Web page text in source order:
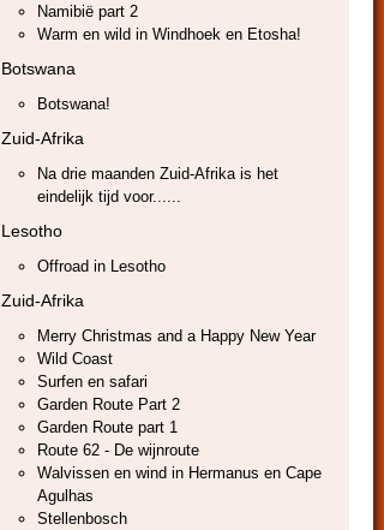
Namibië part 2
Warm en wild in Windhoek en Etosha!
Botswana
Botswana!
Zuid-Afrika
Na drie maanden Zuid-Afrika is het
eindelijk tijd voor......
Lesotho
Offroad in Lesotho
Zuid-Afrika
Merry Christmas and a Happy New Year
Wild Coast
Surfen en safari
Garden Route Part 2
Garden Route part 1
Route 62 - De wijnroute
Walvissen en wind in Hermanus en Cape
Agulhas
Stellenbosch